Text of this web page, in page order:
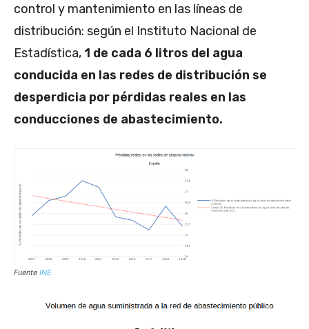
control y mantenimiento en las líneas de
distribución: según el Instituto Nacional de
Estadística, 1 de cada 6 litros del agua
conducida en las redes de distribución se
desperdicia por pérdidas reales en las
conducciones de abastecimiento.
Fuente INE